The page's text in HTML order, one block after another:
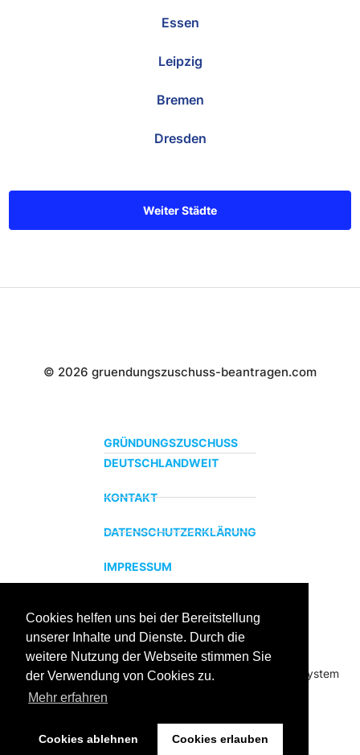
Cookies helfen uns bei der Bereitstellung
unserer Inhalte und Dienste. Durch die
weitere Nutzung der Webseite stimmen Sie
der Verwendung von Cookies zu.
Mehr erfahren
Cookies ablehnen Cookies erlauben
Essen
Leipzig
Bremen
Dresden
Weiter Städte
© 2026 gruendungszuschuss-beantragen.com
GRÜNDUNGSZUSCHUSS
DEUTSCHLANDWEIT
KONTAKT
DATENSCHUTZERKLÄRUNG
IMPRESSUM
ZERTIFIZIERTER BILDUNGSTRÄGER
Profitieren sie jetzt von unserer über 15 jährigen
Praxiserfahrung und unserem erfolgreichen Coachingsystem